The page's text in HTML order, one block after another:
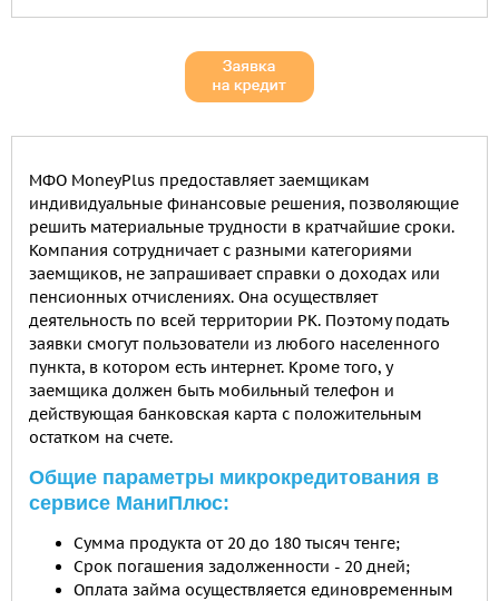
МФО MoneyPlus предоставляет заемщикам
индивидуальные финансовые решения, позволяющие
решить материальные трудности в кратчайшие сроки.
Компания сотрудничает с разными категориями
заемщиков, не запрашивает справки о доходах или
пенсионных отчислениях. Она осуществляет
деятельность по всей территории РК. Поэтому подать
заявки смогут пользователи из любого населенного
пункта, в котором есть интернет. Кроме того, у
заемщика должен быть мобильный телефон и
действующая банковская карта с положительным
остатком на счете.
Общие параметры микрокредитования в
сервисе МаниПлюс:
Сумма продукта от 20 до 180 тысяч тенге;
Срок погашения задолженности - 20 дней;
Оплата займа осуществляется единовременным